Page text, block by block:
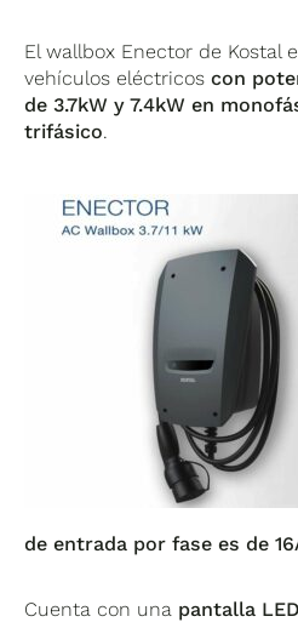
El wallbox Enector de Kostal
vehículos eléctricoscon
de 3.7kW y 7.4kW en
trifásico.
de entrada por fase es de
Cuenta con una pantalla LED